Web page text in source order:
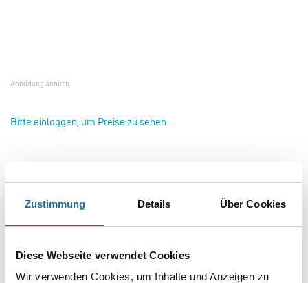
Zustimmung Details Über Cookies
Diese Webseite verwendet Cookies
Wir verwenden Cookies, um Inhalte und Anzeigen zu
Abbildung ähnlich
Bitte einloggen, um Preise zu sehen
Geeignet für leicht füllende, hoch deckende Dispersionsfarben auf glatten
Untergründen im Außen- und Innenbereich.
Breite in millimeter